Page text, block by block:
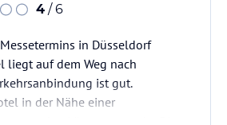
4 / 6
in Düsseldorf
liegt auf dem Weg nach
ist gut.
in der Nähe einer